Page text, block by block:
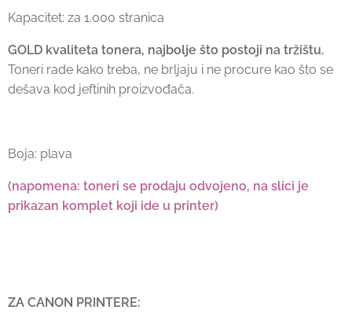
Kapacitet: za 1.000 stranica
GOLD kvaliteta tonera, najbolje što postoji na tržištu.
Toneri rade kako treba, ne brljaju i ne procure kao što se
dešava kod jeftinih proizvođača.
Boja: plava
(napomena: toneri se prodaju odvojeno, na slici je
prikazan komplet koji ide u printer)
ZA CANON PRINTERE: